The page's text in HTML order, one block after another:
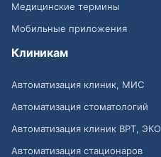
Медицинские термины
Мобильные приложения
Клиникам
Автоматизация клиник, МИС
Автоматизация стоматологий
Автоматизация клиник ВРТ, ЭКО
Автоматизация стационаров